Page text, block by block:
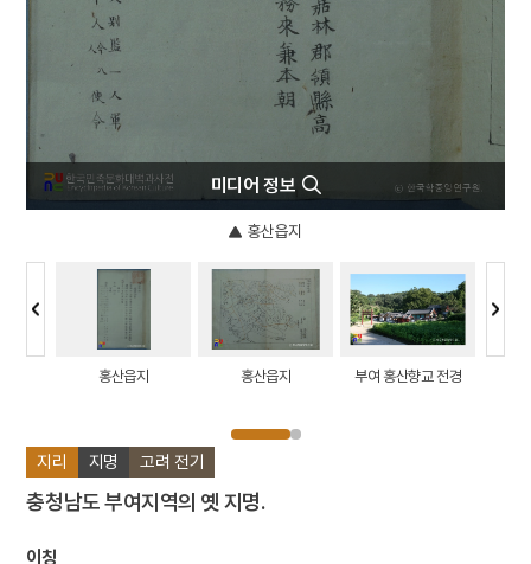
지리 지명 고려 전기
충청남도 부여지역의 옛 지명.
이칭
미디어 정보
홍산읍지
홍산읍지 홍산읍지 부여 홍산향교 전경